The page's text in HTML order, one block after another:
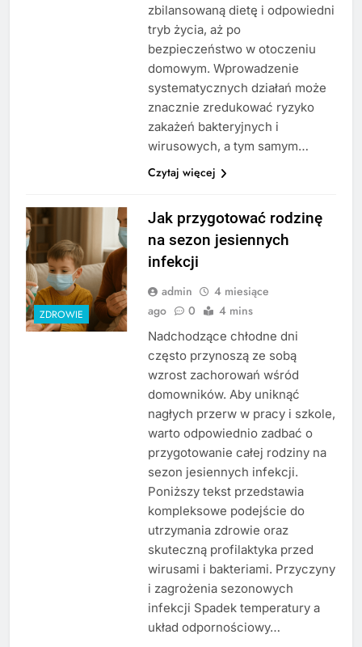
zbilansowaną dietę i odpowiedni
tryb życia, aż po
bezpieczeństwo w otoczeniu
domowym. Wprowadzenie
systematycznych działań może
znacznie zredukować ryzyko
zakażeń bakteryjnych i
wirusowych, a tym samym…
Czytaj więcej
ZDROWIE
Jak przygotować rodzinę
na sezon jesiennych
infekcji
admin
4 miesiące
ago
0 4 mins
Nadchodzące chłodne dni
często przynoszą ze sobą
wzrost zachorowań wśród
domowników. Aby uniknąć
nagłych przerw w pracy i szkole,
warto odpowiednio zadbać o
przygotowanie całej rodziny na
sezon jesiennych infekcji.
Poniższy tekst przedstawia
kompleksowe podejście do
utrzymania zdrowie oraz
skuteczną profilaktyka przed
wirusami i bakteriami. Przyczyny
i zagrożenia sezonowych
infekcji Spadek temperatury a
układ odpornościowy…